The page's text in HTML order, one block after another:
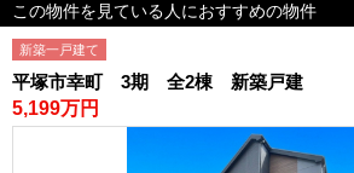
この物件を見ている人におすすめの物件
新築一戸建て
平塚市幸町 3期 全2棟 新築戸建
5,199万円